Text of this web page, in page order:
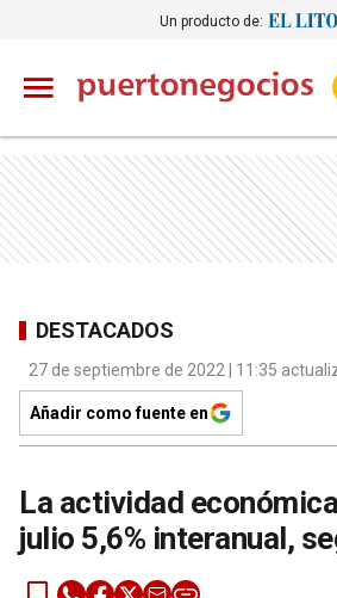
Un producto de:
DESTACADOS
27 de septiembre de 2022 | 11:35
Añadir como fuente en
La actividad
julio 5,6% interanual,